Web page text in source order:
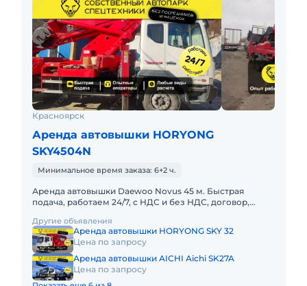
Красноярск
Аренда автовышки HORYONG
SKY4504N
Минимальное время заказа: 6+2 ч.
Аренда автовышки Daewoo Novus 45 м. Быстрая
подача, работаем 24/7, с НДС и без НДС, договор,
DAEWOO NOVUS 45 МЕТРОВПред
Другие объявления
Аренда автовышки HORYONG SKY 32
Цена по запросу
Аренда автовышки AICHI Aichi SK27A
Цена по запросу